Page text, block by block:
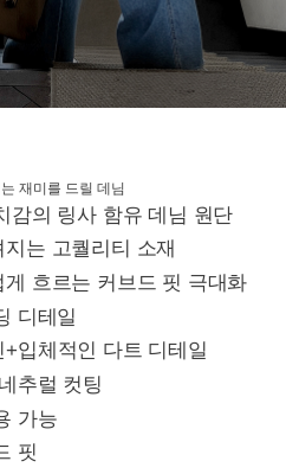
재미를 드릴 데님
감의 링사 함유 데님 원단
는 고퀄리티 소재
흐르는 커브드 핏 극대화
디테일
입체적인 다트 디테일
추럴 컷팅
가능
핏